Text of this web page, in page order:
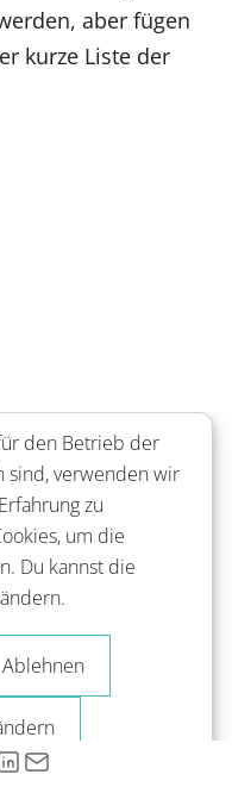
aber fügen
kurze Liste der
den Betrieb der
verwenden wir
zu
um die
Du kannst die
Ablehnen